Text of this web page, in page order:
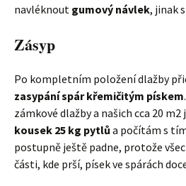
navléknout gumový návlek, jinak
Zásyp
Po kompletním položení dlažby
zasypání spár křemičitým pískem
zámkové dlažby a našich cca 20
kousek 25 kg pytlů a počítám s
postupně ještě padne, protože
části, kde prší, písek ve spárách